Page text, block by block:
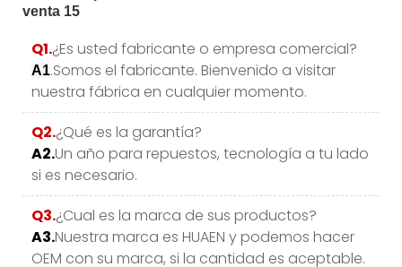
Q1.¿Es usted fabricante o empresa comercial?
A1.Somos el fabricante. Bienvenido a visitar
nuestra fábrica en cualquier momento.
Q2.¿Qué es la garantía?
A2.Un año para repuestos, tecnología a tu lado
si es necesario.
Q3.¿Cual es la marca de sus productos?
A3.Nuestra marca es HUAEN y podemos hacer
OEM con su marca, si la cantidad es aceptable.